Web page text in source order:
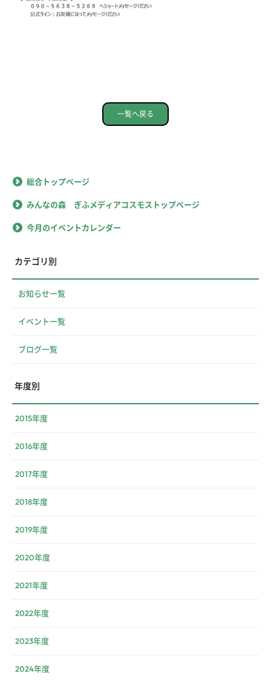
一覧へ戻る
総合トップページ
みんなの森 ぎふメディアコスモストップページ
今月のイベントカレンダー
カテゴリ別
お知らせ一覧
イベント一覧
ブログ一覧
年度別
2015年度
2016年度
2017年度
2018年度
2019年度
2020年度
2021年度
2022年度
2023年度
2024年度